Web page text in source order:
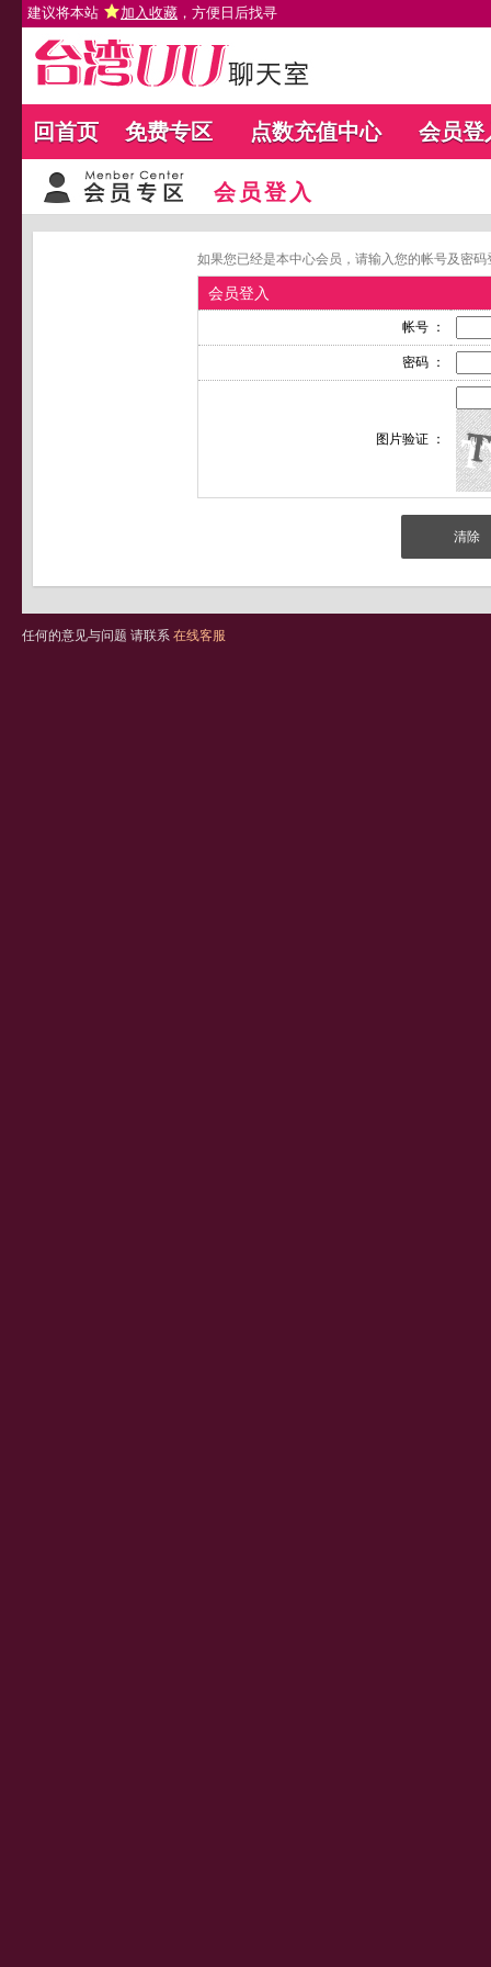
建议将本站 加入收藏 ，方便日后找寻
回首页 免费专区 点数充值中心 会员登
会员登入
如果您已经是本中心会员，请输入您的帐号及密
会员登入
帐号 ：
密码 ：
图片验证 ：
任何的意见与问题 请联系 在线客服